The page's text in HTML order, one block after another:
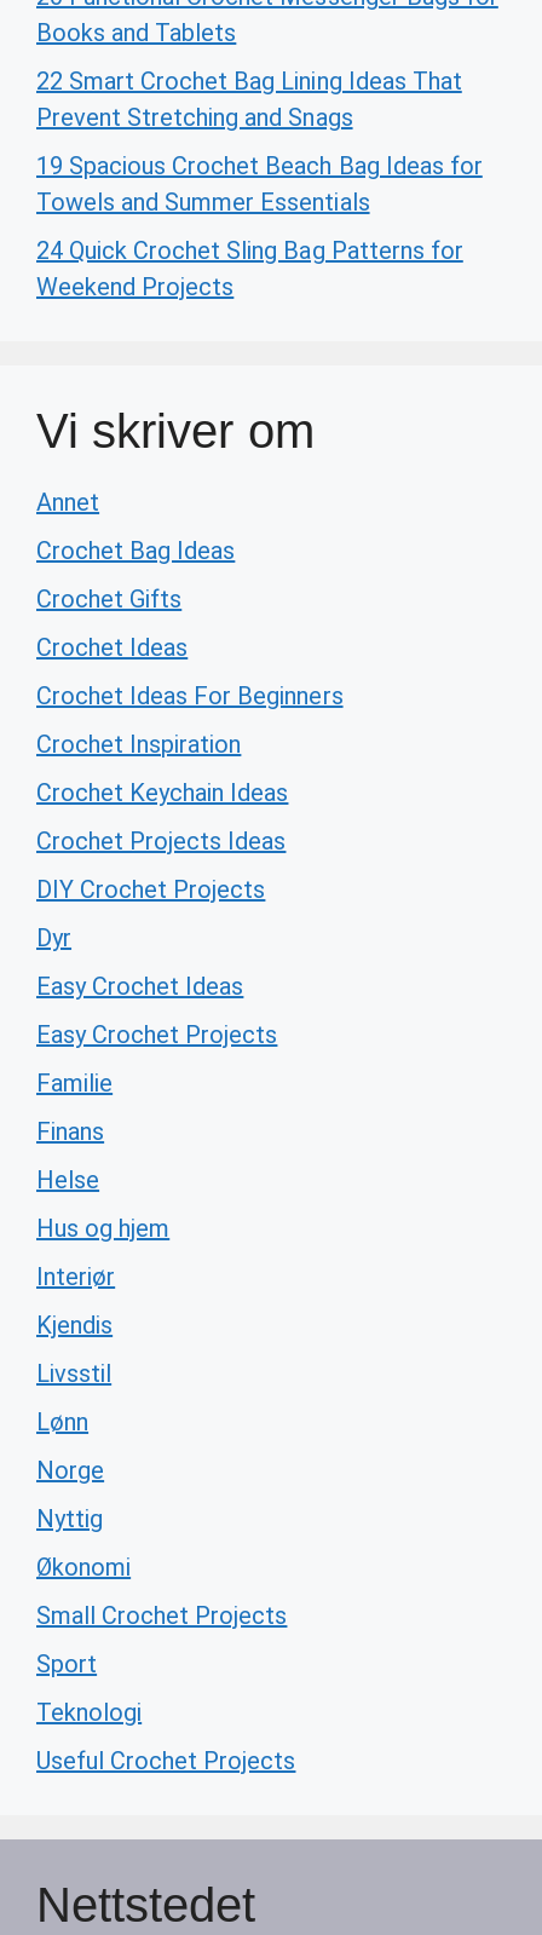
Books and Tablets
22 Smart Crochet Bag Lining Ideas That
Prevent Stretching and Snags
19 Spacious Crochet Beach Bag Ideas for
Towels and Summer Essentials
24 Quick Crochet Sling Bag Patterns for
Weekend Projects
Vi skriver om
Annet
Crochet Bag Ideas
Crochet Gifts
Crochet Ideas
Crochet Ideas For Beginners
Crochet Inspiration
Crochet Keychain Ideas
Crochet Projects Ideas
DIY Crochet Projects
Dyr
Easy Crochet Ideas
Easy Crochet Projects
Familie
Finans
Helse
Hus og hjem
Interiør
Kjendis
Livsstil
Lønn
Norge
Nyttig
Økonomi
Small Crochet Projects
Sport
Teknologi
Useful Crochet Projects
Nettstedet